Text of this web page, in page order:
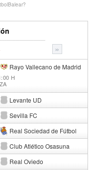
»
Rayo Vallecano de Madrid
H
Levante UD
Sevilla FC
Real Sociedad de Fútbol
Club Atlético Osasuna
Real Oviedo